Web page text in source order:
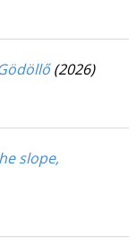
(2026)
slope,